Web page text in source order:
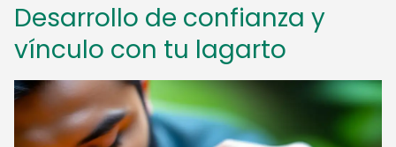
Desarrollo de confianza y
vínculo con tu lagarto